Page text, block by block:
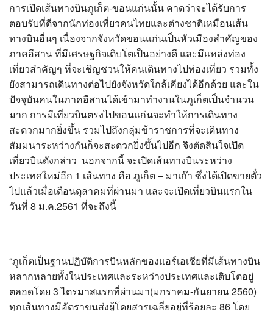
การเปิดเส้นทางบินภูเก็ต-ขอนแก่นนั้น คาดว่าจะได้รับการ
ตอบรับที่ดีจากนักท่องเที่ยวคนไทยและต่างชาติเหมือนเส้น
ทางบินอื่นๆ เนื่องจากจังหวัดขอนแก่นเป็นหัวเมืองสำคัญของ
ภาคอีสาน ที่มีเศรษฐกิจเติบโตเป็นอย่างดี และมีแหล่งท่อง
เที่ยวสำคัญๆ ที่จะเชิญชวนให้คนเดินทางไปท่องเที่ยว รวมทั้ง
ยังสามารถเดินทางต่อไปยังจังหวัดใกล้เคียงได้อีกด้วย และใน
ปัจจุบันคนในภาคอีสานได้เข้ามาทำงานในภูเก็ตเป็นจำนวน
มาก การมีเที่ยวบินตรงไปขอนแก่นจะทำให้การเดินทาง
สะดวกมากยิ่งขึ้น รวมไปถึงกลุ่มข้าราชการที่จะเดินทาง
สัมมนาระหว่างกันก็จะสะดวกยิ่งขึ้นไปอีก จึงตัดสินใจเปิด
เที่ยวบินดังกล่าว นอกจากนี้ จะเปิดเส้นทางบินระหว่าง
ประเทศใหม่อีก 1 เส้นทาง คือ ภูเก็ต – มาเก๊า ซึ่งได้เปิดขายตั๋ว
ไปแล้วเมื่อเดือนตุลาคมที่ผ่านมา และจะเปิดเที่ยวบินแรกใน
วันที่ 8 ม.ค.2561 ที่จะถึงนี้
“ภูเก็ตเป็นฐานปฏิบัติการบินหลักของแอร์เอเชียที่มีเส้นทางบิน
หลากหลายทั้งในประเทศและระหว่างประเทศและเติบโตอยู่
ตลอดโดย 3 ไตรมาสแรกที่ผ่านมา(มกราคม-กันยายน 2560)
ทุกเส้นทางมีอัตราขนส่งผู้โดยสารเฉลี่ยอยู่ที่ร้อยละ 86 โดย